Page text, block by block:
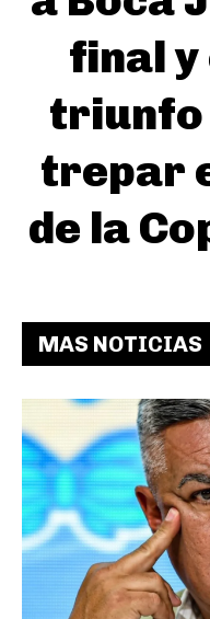
final y
triunfo
trepar
de la
MAS NOTICIAS